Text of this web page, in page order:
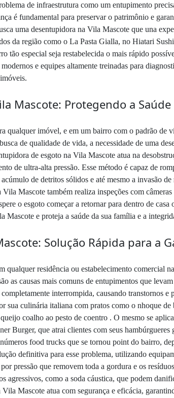
de infraestrutura como um entupimento
é fundamental para preservar o patrimônio e
uma desentupidora na Vila Mascote que una
da região como o La Pasta Gialla, no Hiatari
tão especial seja restabelecida o mais rápido
e equipes altamente treinadas para
Mascote: Protegendo a
qualquer imóvel, e em um bairro com o padrão de
de qualidade de vida, a necessidade de uma
de esgoto na Vila Mascote atua na
de ultra-alta pressão. Esse método é capaz de
de detritos sólidos e até mesmo a invasão
Mascote também realiza inspeções com
o esgoto começar a retornar para dentro de
Mascote e proteja a saúde da sua família e a
Solução Rápida para a
qualquer residência ou estabelecimento comercial
as causas mais comuns de entupimentos que
interrompida, causando transtornos
culinária italiana com pratos como o nhoque
coalho ao pesto de coentro . O mesmo se
Burger, que atrai clientes com seus
food trucks que se tornou point do bairro,
definitiva para esse problema, utilizando
pressão que removem toda a gordura e os
agressivos, como a soda cáustica, que podem
Mascote atua com segurança e eficácia,